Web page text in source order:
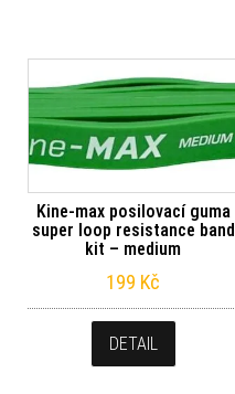
Kine-max posilovací guma
super loop resistance band
kit – medium
199 Kč
DETAIL